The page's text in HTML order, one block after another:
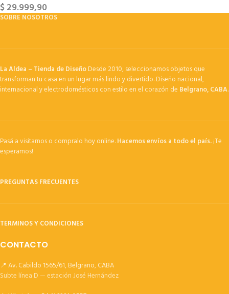
$29.999,90
SOBRE NOSOTROS
La Aldea – Tienda de DiseñoDesde 2010, seleccionamos objetos que
transforman tu casa en un lugar más lindo y divertido. Diseño nacional,
internacional y electrodomésticos con estilo en el corazón de Belgrano, CABA.
Pasá a visitarnos o compralo hoy online.Hacemos envíos a todo el país.¡Te
esperamos!
PREGUNTAS FRECUENTES
TERMINOS Y CONDICIONES
CONTACTO
📍 Av. Cabildo 1565/61, Belgrano, CABA
Subte línea D — estación José Hernández